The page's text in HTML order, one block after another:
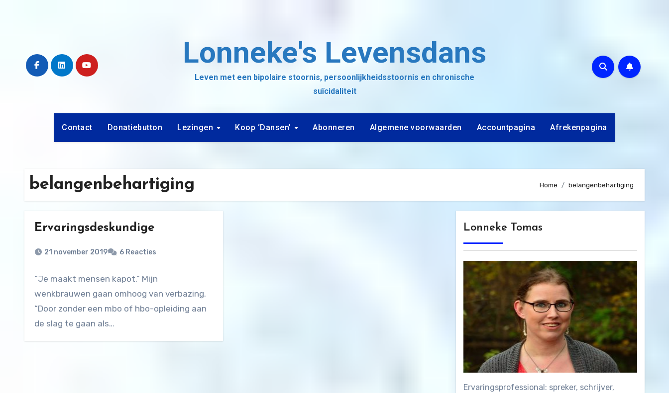
Lonneke's Levensdans
Leven met een bipolaire stoornis, persoonlijkheidsstoornis en chronische
suïcidaliteit
Contact Donatiebutton Lezingen Koop ‘Dansen’ Abonneren Algemene voorwaarden Accountpagina Afrekenpagina
belangenbehartiging Home belangenbehartiging
Ervaringsdeskundige
21 november 2019 6 Reacties
“Je maakt mensen kapot.” Mijn
wenkbrauwen gaan omhoog van verbazing.
“Door zonder een mbo of hbo-opleiding aan
de slag te gaan als…
Lonneke Tomas
Ervaringsprofessional: spreker, schrijver,